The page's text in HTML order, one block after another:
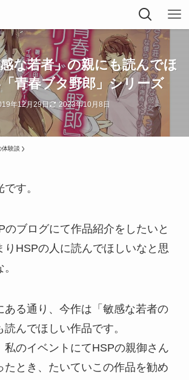
な若者」の親にも読んでほ
青春ブタ野郎」シリーズ
年12月29日 2023年10月8日
体験談
す。
のブログにて作品紹介をしたいと
りHSPの人に読んでほしいなと思
ある通り、今作は「敏感な若者の
んでほしい作品です。
私のイベントにてHSPの親御さん
たとき、たいていこの作品を勧め